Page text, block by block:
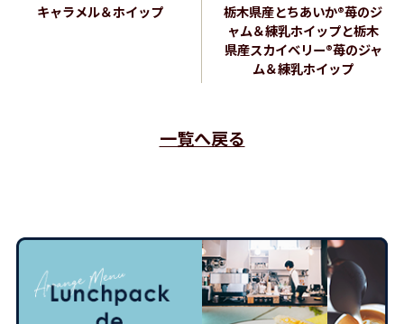
キャラメル＆ホイップ
一覧へ戻る
栃木県産とちあいか®苺のジ
ャム＆練乳ホイップと栃木
県産スカイベリー®苺のジャ
ム＆練乳ホイップ